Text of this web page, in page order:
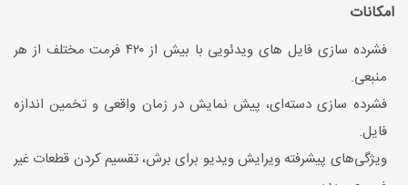
امکانات
فشرده سازی فایل های ویدئویی با بیش از ۴۲۰ فرمت مختلف از هر
منبعی.
فشرده سازی دسته‌ای، پیش نمایش در زمان واقعی و تخمین اندازه
فایل.
ویژگی‌های پیشرفته ویرایش ویدیو برای برش، تقسیم کردن قطعات غیر